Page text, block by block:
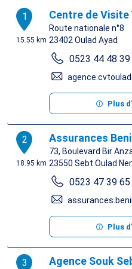
1
15.55 km
Centre de Visite
Route nationale n°8
23402 Oulad Ayad
0523 44 48 39
Plus
2
18.95 km
Assurances
73, Boulevard Bir
23550 Sebt Oulad
0523 47 39 65
Plus
3 Agence Souk